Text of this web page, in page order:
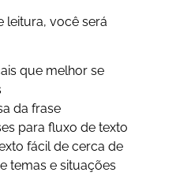
leitura, você será
que melhor se
da frase
para fluxo de texto
fácil de cerca de
temas e situações